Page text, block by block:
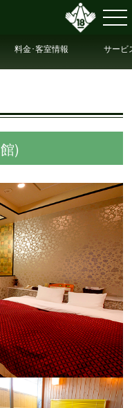
料金･客室情報
サービ
情
)